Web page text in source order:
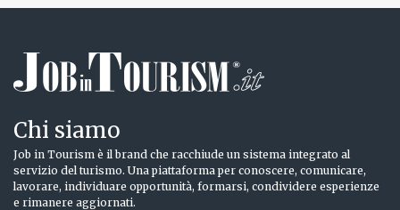
Chi siamo
Job in Tourism è il brand che racchiude un sistema integrato al
servizio del turismo. Una piattaforma per conoscere, comunicare,
lavorare, individuare opportunità, formarsi, condividere esperienze
e rimanere aggiornati.